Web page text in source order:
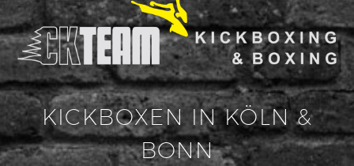
KICKBOXEN IN KÖLN &
BONN